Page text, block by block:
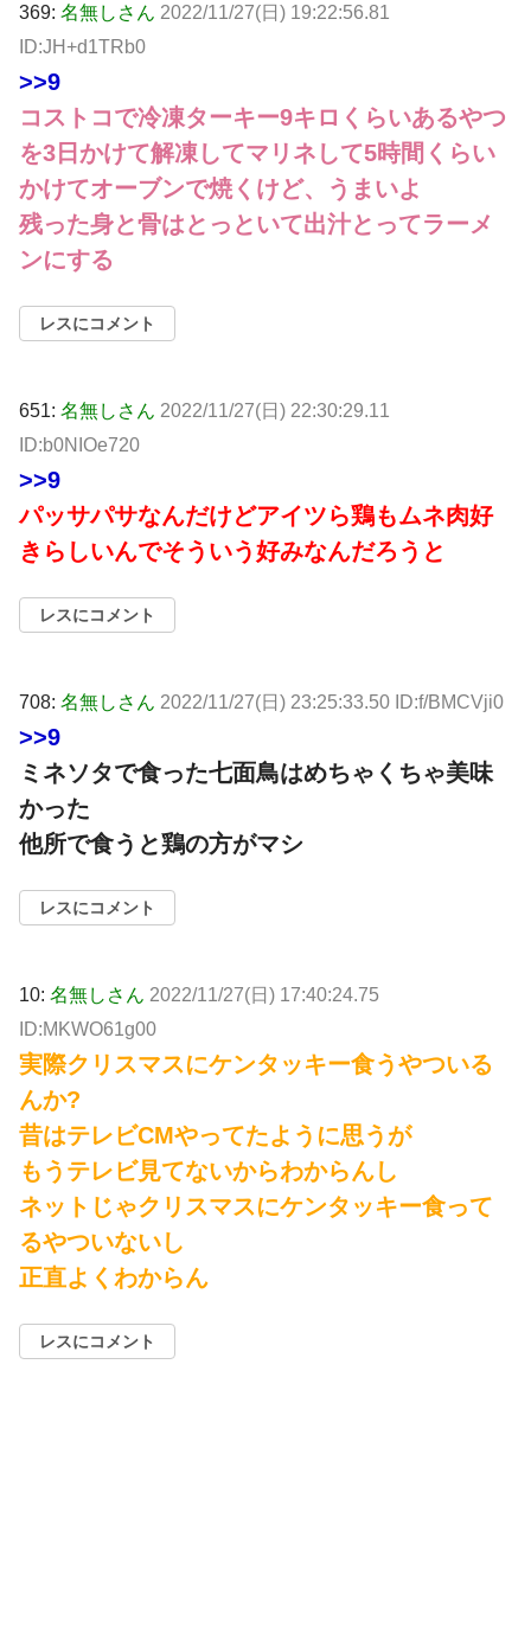
369: 名無しさん 2022/11/27(日) 19:22:56.81
ID:JH+d1TRb0
>>9
コストコで冷凍ターキー9キロくらいあるやつ
を3日かけて解凍してマリネして5時間くらい
かけてオーブンで焼くけど、うまいよ
残った身と骨はとっといて出汁とってラーメ
ンにする
レスにコメント
651: 名無しさん 2022/11/27(日) 22:30:29.11
ID:b0NIOe720
>>9
パッサパサなんだけどアイツら鶏もムネ肉好
きらしいんでそういう好みなんだろうと
レスにコメント
708: 名無しさん 2022/11/27(日) 23:25:33.50 ID:f/BMCVji0
>>9
ミネソタで食った七面鳥はめちゃくちゃ美味
かった
他所で食うと鶏の方がマシ
レスにコメント
10: 名無しさん 2022/11/27(日) 17:40:24.75
ID:MKWO61g00
実際クリスマスにケンタッキー食うやついる
んか?
昔はテレビCMやってたように思うが
もうテレビ見てないからわからんし
ネットじゃクリスマスにケンタッキー食って
るやついないし
正直よくわからん
レスにコメント